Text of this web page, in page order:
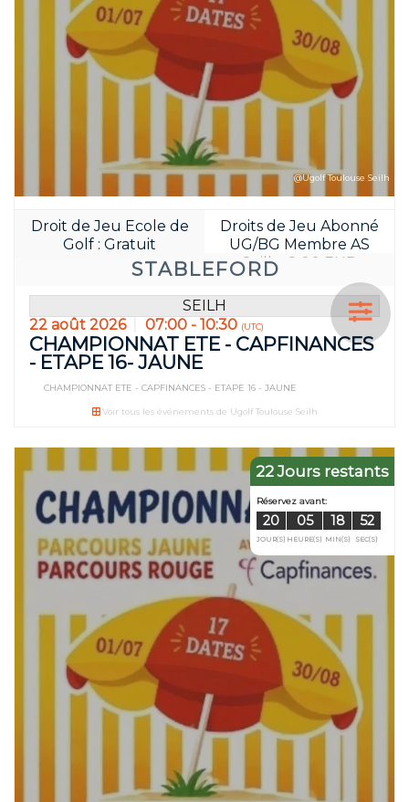
Réservez
12 05
STABLEFORD
Droit de Jeu Ecole de
Golf : Gratuit
Droits de Jeu Abonné
UG/BG Membre AS
Seilh : 8.00 EUR
@Ugolf Toulouse Seilh
SEILH
22 août 2026
07:00 - 10:30 (UTC)
CHAMPIONNAT ETE - CAPFINANCES
- ETAPE 16- JAUNE
CHAMPIONNAT ETE - CAPFINANCES - ETAPE 16 - JAUNE
Voir tous les événements de Ugolf Toulouse Seilh
22 Jours restants